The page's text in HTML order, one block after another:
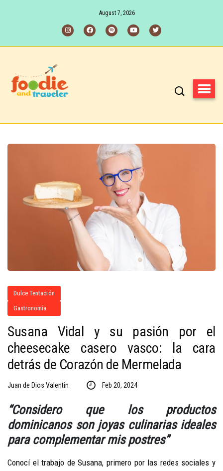
August 7, 2026
Dulce Tentación
Gastronomía
Susana Vidal y su pasión por el
cheesecake casero vasco: la cara
detrás de Corazón de Mermelada
Juan de Dios Valentin Feb 20, 2024
“Considero que los productos
dominicanos son joyas culinarias ideales
para complementarmis postres”
Conocí el trabajo de Susana, primero por las redes sociales y